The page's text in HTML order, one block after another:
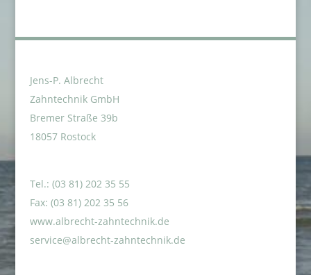
Jens-P. Albrecht
Zahntechnik GmbH
Bremer Straße 39b
18057 Rostock
Tel.: (03 81) 202 35 55
Fax: (03 81) 202 35 56
www.albrecht-zahntechnik.de
service@albrecht-zahntechnik.de